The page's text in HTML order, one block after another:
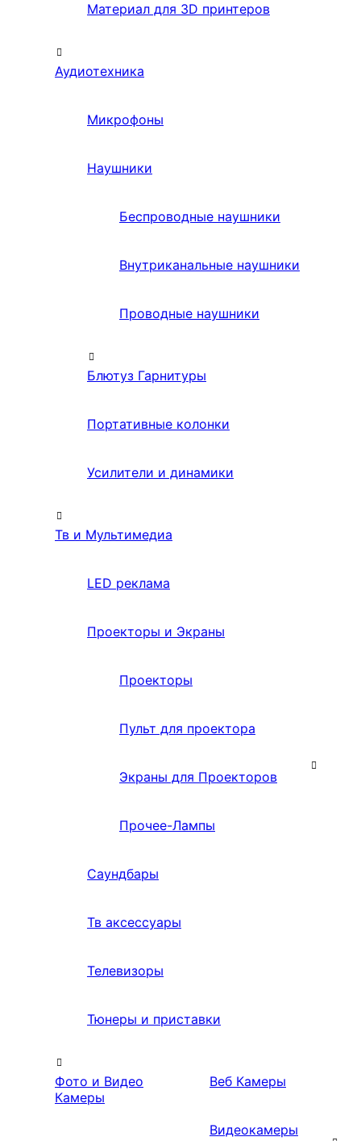
Материал для 3D принтеров
Аудиотехника
Микрофоны
Наушники
Беспроводные наушники
Внутриканальные наушники
Проводные наушники
Блютуз Гарнитуры
Портативные колонки
Усилители и динамики
Тв и Мультимедиа
LED реклама
Проекторы и Экраны
Проекторы
Пульт для проектора
Экраны для Проекторов
Прочее-Лампы
Саундбары
Тв аксессуары
Телевизоры
Тюнеры и приставки
Фото и Видео
Камеры
Веб Камеры
Видеокамеры